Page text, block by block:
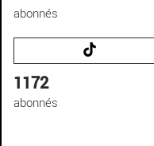
abonnés
1172
abonnés